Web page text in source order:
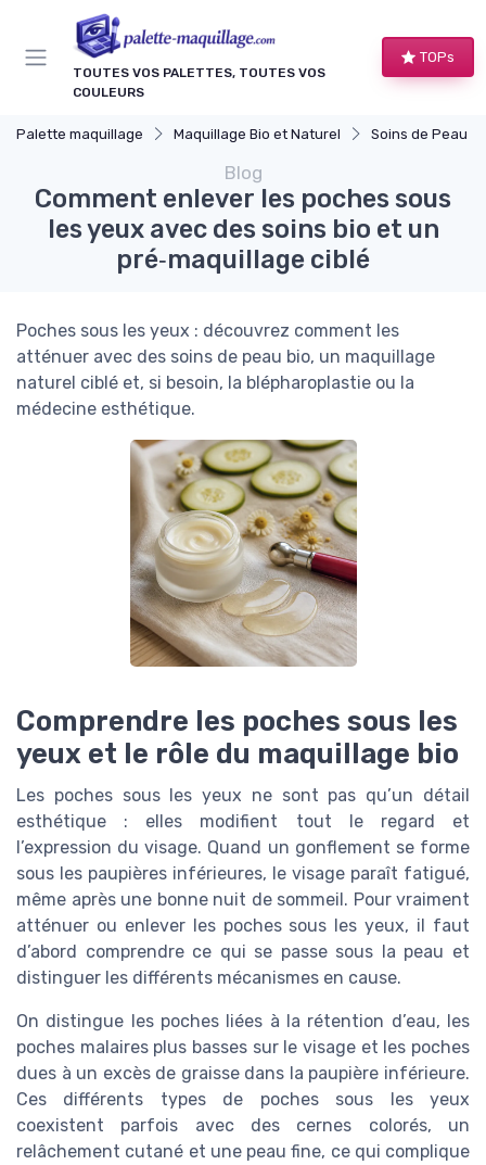
TOUTES VOS PALETTES, TOUTES VOS
COULEURS
TOPs
Palette maquillage Maquillage Bio et Naturel Soins de Peau Bio et
Blog
Comment enlever les poches sous
les yeux avec des soins bio et un
pré‑maquillage ciblé
Poches sous les yeux : découvrez comment les
atténuer avec des soins de peau bio, un maquillage
naturel ciblé et, si besoin, la blépharoplastie ou la
médecine esthétique.
Comprendre les poches sous les
yeux et le rôle du maquillage bio
Les poches sous les yeux ne sont pas qu’un détail
esthétique : elles modifient tout le regard et
l’expression du visage. Quand un gonflement se forme
sous les paupières inférieures, le visage paraît fatigué,
même après une bonne nuit de sommeil. Pour vraiment
atténuer ou enlever les poches sous les yeux, il faut
d’abord comprendre ce qui se passe sous la peau et
distinguer les différents mécanismes en cause.
On distingue les poches liées à la rétention d’eau, les
poches malaires plus basses sur le visage et les poches
dues à un excès de graisse dans la paupière inférieure.
Ces différents types de poches sous les yeux
coexistent parfois avec des cernes colorés, un
relâchement cutané et une peau fine, ce qui complique
Panneau de gestion des cookies